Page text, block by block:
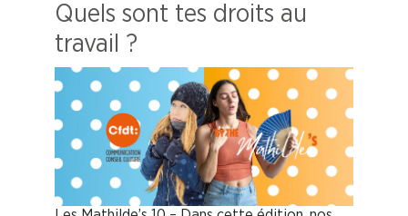
Quels sont tes droits au
travail ?